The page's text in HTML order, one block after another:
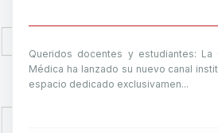
Queridos docentes y estudiantes: La
Médica ha lanzado su nuevo canal
espacio dedicado exclusivamen...